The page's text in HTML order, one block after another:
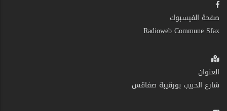
صفحة الفيسبوك
Radioweb Commune Sfax
العنوان
شارع الحبيب بورقيبة صفاقس